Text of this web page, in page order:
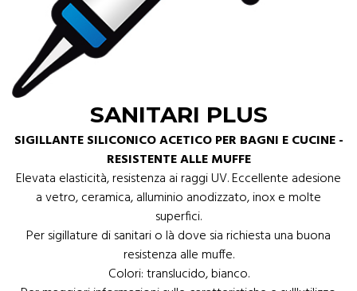
SANITARI PLUS
SIGILLANTE SILICONICO ACETICO PER BAGNI E CUCINE -
RESISTENTE ALLE MUFFE
Elevata elasticità, resistenza ai raggi UV. Eccellente adesione
a vetro, ceramica, alluminio anodizzato, inox e molte
superfici.
Per sigillature di sanitari o là dove sia richiesta una buona
resistenza alle muffe.
Colori: translucido, bianco.